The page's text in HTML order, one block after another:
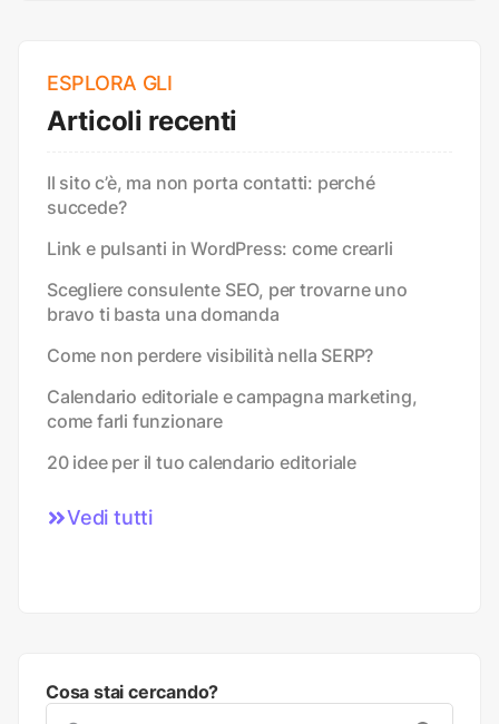
ESPLORA GLI
Articoli recenti
Il sito c’è, ma non porta contatti: perché
succede?
Link e pulsanti in WordPress: come crearli
Scegliere consulente SEO, per trovarne uno
bravo ti basta una domanda
Come non perdere visibilità nella SERP?
Calendario editoriale e campagna marketing,
come farli funzionare
20 idee per il tuo calendario editoriale
Vedi tutti
Cosa stai cercando?